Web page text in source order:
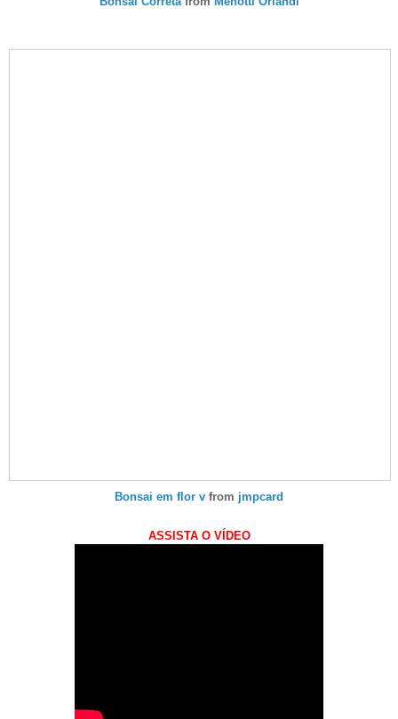
Bonsai em flor v from jmpcard
ASSISTA O VÍDEO